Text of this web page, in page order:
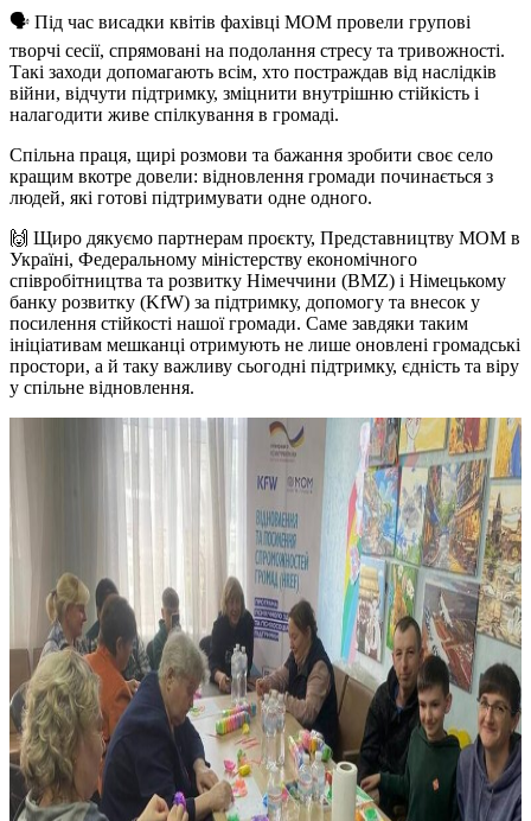
🗣 Під час висадки квітів фахівці МОМ провели групові
творчі сесії, спрямовані на подолання стресу та тривожності.
Такі заходи допомагають всім, хто постраждав від наслідків
війни, відчути підтримку, зміцнити внутрішню стійкість і
налагодити живе спілкування в громаді.
Спільна праця, щирі розмови та бажання зробити своє село
кращим вкотре довели: відновлення громади починається з
людей, які готові підтримувати одне одного.
🙌 Щиро дякуємо партнерам проєкту, Представництву МОМ в
Україні, Федеральному міністерству економічного
співробітництва та розвитку Німеччини (BMZ) і Німецькому
банку розвитку (KfW) за підтримку, допомогу та внесок у
посилення стійкості нашої громади. Саме завдяки таким
ініціативам мешканці отримують не лише оновлені громадські
простори, а й таку важливу сьогодні підтримку, єдність та віру
у спільне відновлення.